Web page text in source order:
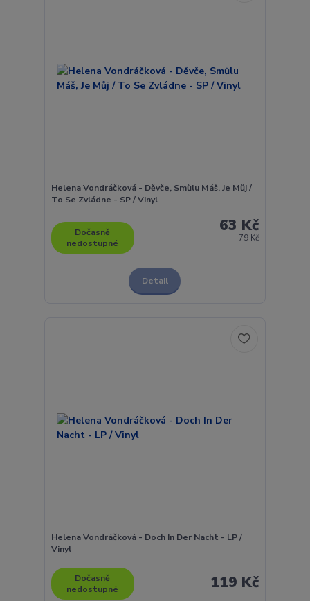
Helena Vondráčková - Děvče, Smůlu Máš, Je Můj /
To Se Zvládne - SP / Vinyl
79 Kč
63 Kč
Dočasně
nedostupné
Detail
Helena Vondráčková - Doch In Der Nacht - LP /
Vinyl
119 Kč
Dočasně
nedostupné